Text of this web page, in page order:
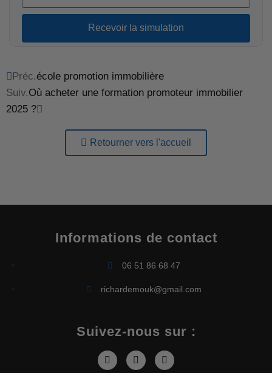
Recevoir la simulation
Préc.école promotion immobilière
Suiv.Où acheter une formation promoteur immobilier
2025 ?
Retourner vers l'accueil
Informations de contact
06 51 86 68 47
richardemouk@gmail.com
Suivez-nous sur :